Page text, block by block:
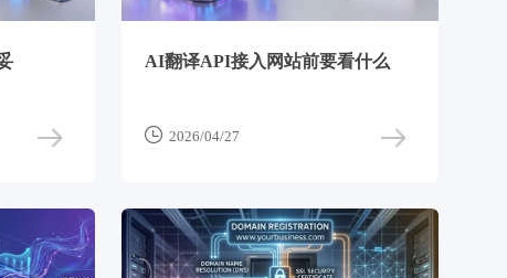
AI翻译API接入网站前要看什么
 2026/04/27